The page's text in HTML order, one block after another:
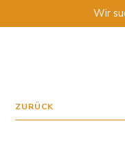
Wir
ZURÜCK